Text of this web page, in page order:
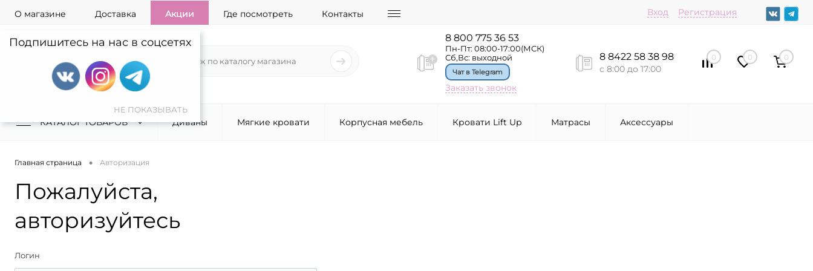
Подпишитесь на нас в соцсетях
О магазине Доставка Акции Где посмотреть Контакты Вход Регистрация
8 800 775 36 53
Пн-Пт: 08:00-17:00(МСК)
Сб,Вс: выходной
Чат в Telegram
Заказать звонок
8 8422 58 38 98
с 8:00 до 17:00
0 0 0
КАТАЛОГ ТОВАРОВ Диваны Мягкие кровати Корпусная мебель Кровати Lift Up Матрасы Аксессуары
Главная страница • Авторизация
Пожалуйста,
авторизуйтесь
Логин